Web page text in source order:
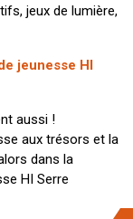
jeux de lumière,
jeunesse HI
aussi !
aux trésors et la
dans la
HI Serre